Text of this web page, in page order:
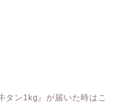
タン1kg』が届いた時はこ